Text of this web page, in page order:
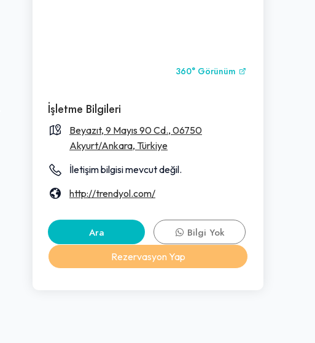
360° Görünüm
İşletme Bilgileri
Beyazıt, 9 Mayıs 90 Cd., 06750
Akyurt/Ankara, Türkiye
İletişim bilgisi mevcut değil.
http://trendyol.com/
Ara
Bilgi Yok
Rezervasyon Yap